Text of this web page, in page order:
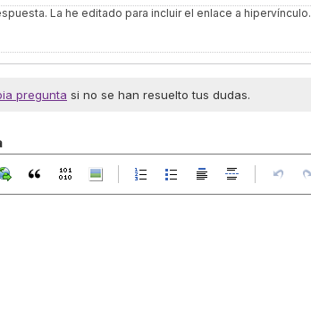
La he editado para incluir el enlace a hipervínculo.
pregunta si no se han resuelto tus dudas.